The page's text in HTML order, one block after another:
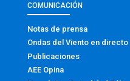
COMUNICACIÓN
Notas de prensa
Ondas del Viento en directo
Publicaciones
AEE Opina